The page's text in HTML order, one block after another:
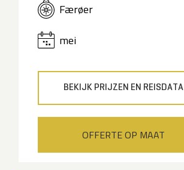
Færøer
mei
BEKIJK PRIJZEN EN REISDATA
OFFERTE OP MAAT